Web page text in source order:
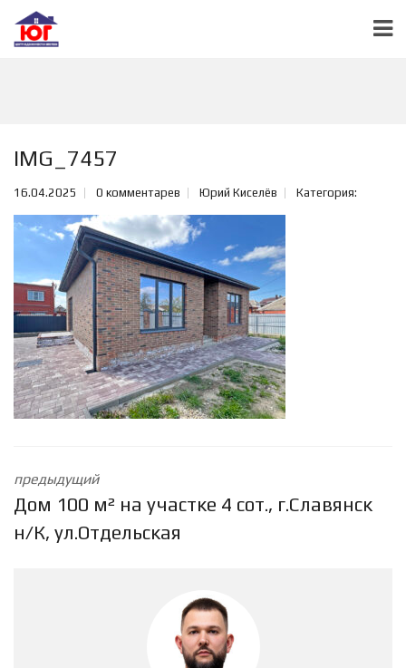
IMG_7457
16.04.2025 0 комментарев Юрий Киселёв Категория:
предыдущий
Дом 100 м² на участке 4 сот., г.Славянск
н/К, ул.Отдельская